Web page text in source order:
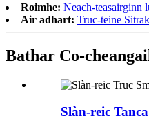
Roimhe: Neach-teasairginn
Air adhart: Truc-teine
Bathar Co-
Slàn-reic